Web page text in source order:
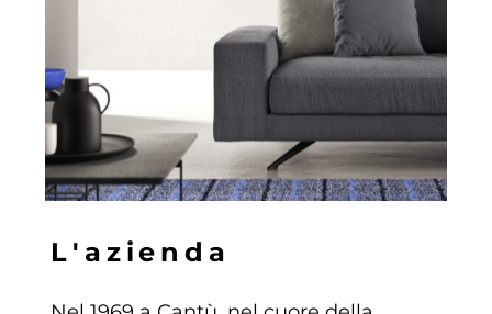
L ' a z ie nd a